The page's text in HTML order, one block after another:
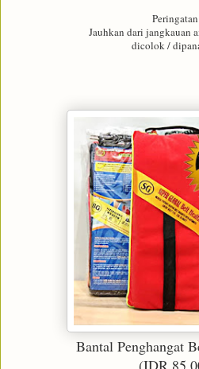
Jauhkan dari jangkauan
dicolok /
Bantal Penghangat